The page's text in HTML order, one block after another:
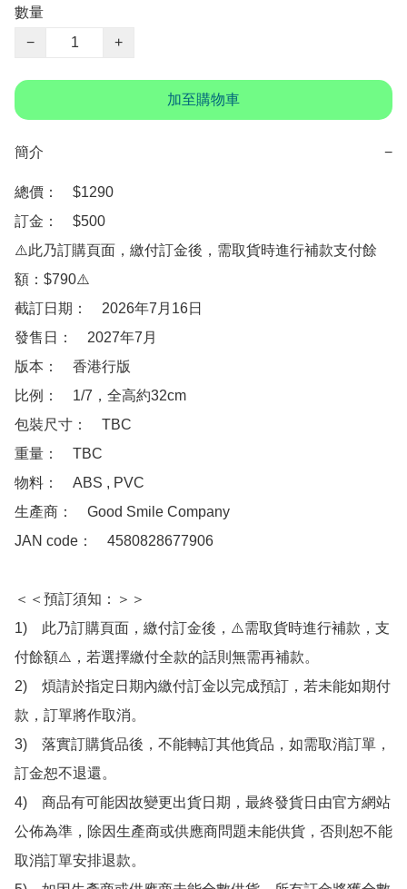
數量
−
+
加至購物車
簡介 −
總價：　$1290
訂金：　$500
⚠️此乃訂購頁面，繳付訂金後，需取貨時進行補款支付餘
額：$790⚠️
截訂日期：　2026年7月16日
發售日：　2027年7月
版本：　香港行版
比例：　1/7，全高約32cm
包裝尺寸：　TBC
重量：　TBC
物料：　ABS , PVC
生產商：　Good Smile Company
JAN code：　4580828677906
＜＜預訂須知：＞＞
1)　此乃訂購頁面，繳付訂金後，⚠️需取貨時進行補款，支
付餘額⚠️，若選擇繳付全款的話則無需再補款。
2)　煩請於指定日期內繳付訂金以完成預訂，若未能如期付
款，訂單將作取消。
3)　落實訂購貨品後，不能轉訂其他貨品，如需取消訂單，
訂金恕不退還。
4)　商品有可能因故變更出貨日期，最終發貨日由官方網站
公佈為準，除因生產商或供應商問題未能供貨，否則恕不能
取消訂單安排退款。